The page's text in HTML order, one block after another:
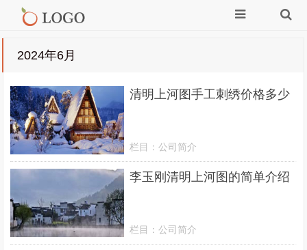
2024年6月
清明上河图手工刺绣价格多少
栏目：公司简介
李玉刚清明上河图的简单介绍
栏目：公司简介